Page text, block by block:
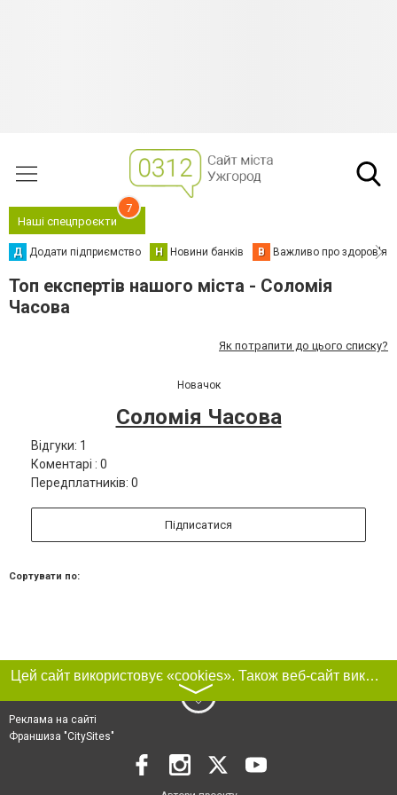
Наші спецпроєкти
7
Д Додати підприємство Н Новини банків В Важливо про здоров'я
Топ експертів нашого міста - Соломія
Часова
Як потрапити до цього списку?
Новачок
Соломія Часова
Відгуки: 1
Коментарі : 0
Передплатників: 0
Підписатися
Сортувати по:
Цей сайт використовує «cookies». Також веб-сайт використовує інтернет-сервіс для збору технічних даних стосовно відвідувачів з метою отримання маркетингової та статистичної інформації. Умови обробки даних відвідувачів сайту див.
〉
Реклама на сайті
Франшиза "CitySites"